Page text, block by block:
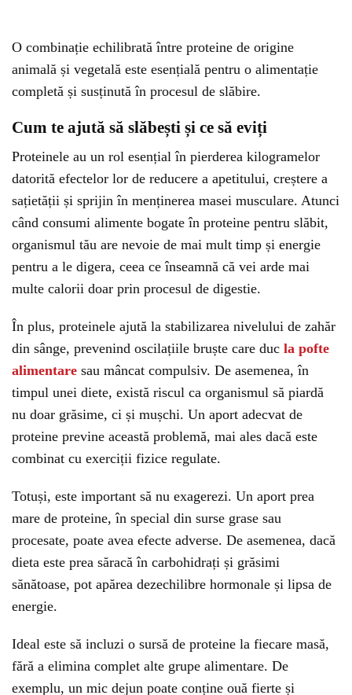
O combinație echilibrată între proteine de origine
animală și vegetală este esențială pentru o alimentație
completă și susținută în procesul de slăbire.
Cum te ajută să slăbești și ce să eviți
Proteinele au un rol esențial în pierderea kilogramelor
datorită efectelor lor de reducere a apetitului, creștere a
sațietății și sprijin în menținerea masei musculare. Atunci
când consumi alimente bogate în proteine pentru slăbit,
organismul tău are nevoie de mai mult timp și energie
pentru a le digera, ceea ce înseamnă că vei arde mai
multe calorii doar prin procesul de digestie.
În plus, proteinele ajută la stabilizarea nivelului de zahăr
din sânge, prevenind oscilațiile bruște care duc la pofte
alimentare sau mâncat compulsiv. De asemenea, în
timpul unei diete, există riscul ca organismul să piardă
nu doar grăsime, ci și mușchi. Un aport adecvat de
proteine previne această problemă, mai ales dacă este
combinat cu exerciții fizice regulate.
Totuși, este important să nu exagerezi. Un aport prea
mare de proteine, în special din surse grase sau
procesate, poate avea efecte adverse. De asemenea, dacă
dieta este prea săracă în carbohidrați și grăsimi
sănătoase, pot apărea dezechilibre hormonale și lipsa de
energie.
Ideal este să incluzi o sursă de proteine la fiecare masă,
fără a elimina complet alte grupe alimentare. De
exemplu, un mic dejun poate conține ouă fierte și